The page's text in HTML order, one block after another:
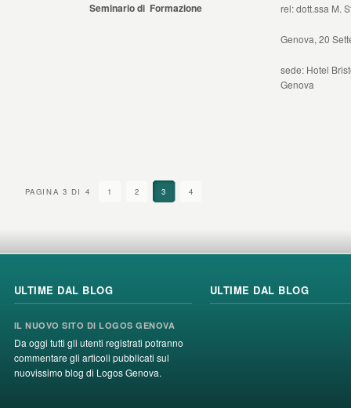
Seminario di Formazione rel: dott.ssa M.
Genova, 20
sede: Hotel
Genova
PAGINA 3 DI 4 1 2 3 4
ULTIME DAL BLOG
IL NUOVO SITO DI LOGOS GENOVA
Da oggi tutti gli utenti registrati potranno
commentare gli articoli pubblicati sul
nuovissimo blog di Logos Genova.
ULTIME DAL BLOG